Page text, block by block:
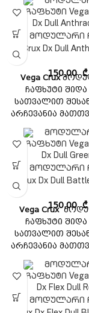
ხელმისაწვდომ
ჩაფხუტი
მოდულარული
რომელიც
შესანიშნავ
აკმაყოფილებს
Vega მოდულარი
Crux Dx Dull
150,00₾
Vega Crux
ჩაფხუტი შიდა
სათვალით
არჩევანია
ეძებს ხარისხიან
ხელმისაწვდომ
ჩაფხუტი
მოდულარული
რომელიც
შესანიშნავ
აკმაყოფილებს
Vega მოდულარი
Crux Dx Dull
150,00₾
Vega Crux
ჩაფხუტი შიდა
სათვალით
არჩევანია
ეძებს ხარისხიან
ხელმისაწვდომ
ჩაფხუტი
მოდულარული
რომელიც
Vega მოდულარი